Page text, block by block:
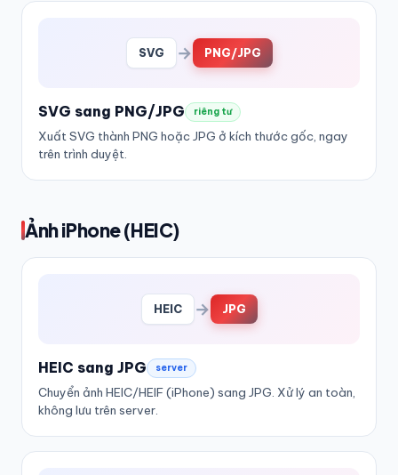
SVG → PNG/JPG
SVG sang PNG/JPG riêng tư
Xuất SVG thành PNG hoặc JPG ở kích thước gốc, ngay
trên trình duyệt.
Ảnh iPhone (HEIC)
HEIC → JPG
HEIC sang JPG server
Chuyển ảnh HEIC/HEIF (iPhone) sang JPG. Xử lý an toàn,
không lưu trên server.